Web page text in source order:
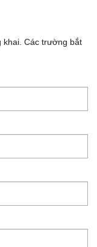
Các trường bắt